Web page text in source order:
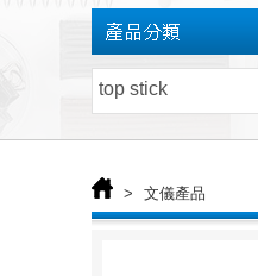
> 文儀產品